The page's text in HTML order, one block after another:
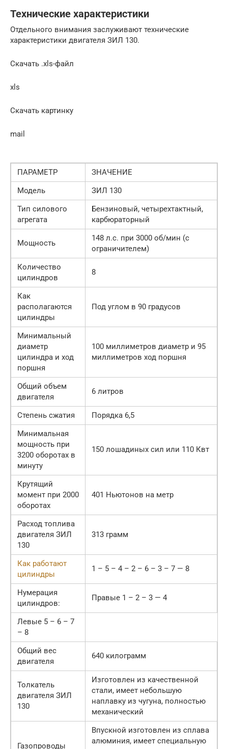
Технические характеристики
Отдельного внимания заслуживают технические
характеристики двигателя ЗИЛ 130.
Скачать .xls-файл
xls
Скачать картинку
mail
ПАРАМЕТР
ЗНАЧЕНИЕ
Модель
ЗИЛ 130
Тип силового
агрегата
Бензиновый, четырехтактный,
карбюраторный
Мощность
148 л.с. при 3000 об/мин (с
ограничителем)
Количество
цилиндров
8
Как
располагаются
цилиндры
Под углом в 90 градусов
Минимальный
диаметр
цилиндра и ход
поршня
100 миллиметров диаметр и 95
миллиметров ход поршня
Общий объем
двигателя
6 литров
Степень сжатия
Порядка 6,5
Минимальная
мощность при
3200 оборотах в
минуту
150 лошадиных сил или 110 Квт
Крутящий
момент при 2000
оборотах
401 Ньютонов на метр
Расход топлива
двигателя ЗИЛ
130
313 грамм
Как работают
цилиндры
1 – 5 – 4 – 2 – 6 – 3 – 7 — 8
Нумерация
цилиндров:
Правые 1 – 2 – 3 — 4
Левые 5 – 6 – 7
– 8
Общий вес
двигателя
640 килограмм
Толкатель
двигателя ЗИЛ
130
Изготовлен из качественной
стали, имеет небольшую
наплавку из чугуна, полностью
механический
Газопроводы
Впускной изготовлен из сплава
алюминия, имеет специальную